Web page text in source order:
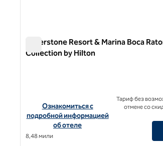
Waterstone Resort & Marina Boca
Collection by Hilton
Посмотреть информацию об отеле
Ознакомиться с
подробной информацией
об отеле
8,48 мили
Тариф без
отмене со